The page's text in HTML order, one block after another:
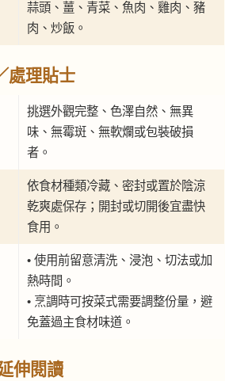
蒜頭、薑、青菜、魚肉、雞肉、豬
肉、炒飯。
處理貼士
挑選外觀完整、色澤自然、無異
味、無霉斑、無軟爛或包裝破損
者。
依食材種類冷藏、密封或置於陰涼
乾爽處保存；開封或切開後宜盡快
食用。
• 使用前留意清洗、浸泡、切法或加
熱時間。
• 烹調時可按菜式需要調整份量，避
免蓋過主食材味道。
伸閱讀